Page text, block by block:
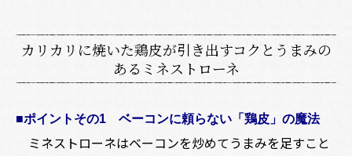
カリカリに焼いた鶏皮が引き出すコクとうまみの
あるミネストローネ
■ポイントその1 ベーコンに頼らない「鶏皮」の魔法
ミネストローネはベーコンを炒めてうまみを足すこと